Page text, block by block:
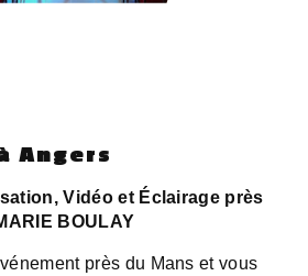
Angers
Vidéo et Éclairage près
BOULAY
près du Mans et vous